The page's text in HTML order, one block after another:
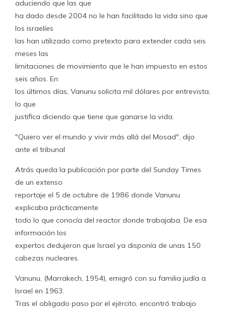
aduciendo que las que
ha dado desde 2004 no le han facilitado la vida sino que
los israelíes
las han utilizado como pretexto para extender cada seis
meses las
limitaciones de movimiento que le han impuesto en estos
seis años. En
los últimos días, Vanunu solicita mil dólares por entrevista,
lo que
justifica diciendo que tiene que ganarse la vida.
"Quiero ver el mundo y vivir más allá del Mosad", dijo
ante el tribunal
Atrás queda la publicación por parte del Sunday Times
de un extenso
reportaje el 5 de octubre de 1986 donde Vanunu
explicaba prácticamente
todo lo que conocía del reactor donde trabajaba. De esa
información los
expertos dedujeron que Israel ya disponía de unas 150
cabezas nucleares.
Vanunu, (Marrakech, 1954), emigró con su familia judía a
Israel en 1963.
Tras el obligado paso por el ejército, encontró trabajo